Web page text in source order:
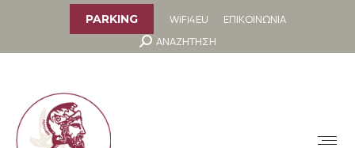
PARKING WiFi4EU
ΕΠΙΚΟΙΝΩΝΙΑ
Search:
ΑΝΑΖΗΤΗΣΗ